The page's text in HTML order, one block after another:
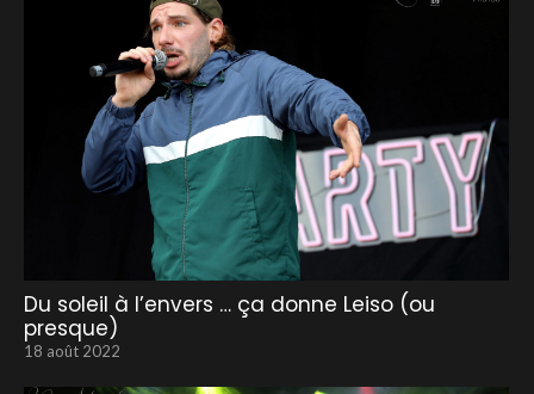
Du soleil à l’envers … ça donne Leiso (ou
presque)
18 août 2022